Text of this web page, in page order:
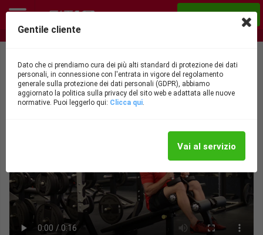
Nutrizionista e personal trainer ONLINE!
Spinte su panca a inclinazione negativa
con manubri
Gentile cliente
Dato che ci prendiamo cura dei più alti standard di protezione dei dati
personali, in connessione con l'entrata in vigore del regolamento
generale sulla protezione dei dati personali (GDPR), abbiamo
aggiornato la politica sulla privacy del sito web e adattata alle nuove
normative. Puoi leggerlo qui: Clicca qui.
Vai al servizio